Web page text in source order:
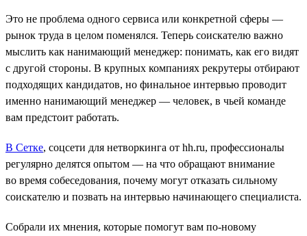
Это не проблема одного сервиса или конкретной сферы —
рынок труда в целом поменялся. Теперь соискателю важно
мыслить как нанимающий менеджер: понимать, как его видят
с другой стороны. В крупных компаниях рекрутеры отбирают
подходящих кандидатов, но финальное интервью проводит
именно нанимающий менеджер ― человек, в чьей команде
вам предстоит работать.
В Сетке, соцсети для нетворкинга от hh.ru, профессионалы
регулярно делятся опытом — на что обращают внимание
во время собеседования, почему могут отказать сильному
соискателю и позвать на интервью начинающего специалиста.
Собрали их мнения, которые помогут вам по-новому